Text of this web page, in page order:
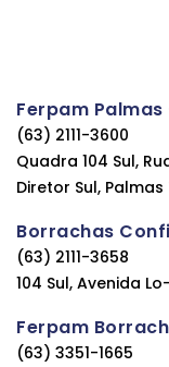
Ferpam Palmas
(63) 2111-3600
Quadra 104 Sul,
Diretor Sul,
Borrachas
(63) 2111-3658
104 Sul, Avenida
Ferpam
(63) 3351-1665